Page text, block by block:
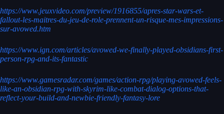
https://www.jeuxvideo.com/preview/1916855/apres-star-wars-et-
fallout-les-maitres-du-jeu-de-role-prennent-un-risque-mes-impressions-
sur-avowed.htm
https://www.ign.com/articles/avowed-we-finally-played-obsidians-first-
person-rpg-and-its-fantastic
https://www.gamesradar.com/games/action-rpg/playing-avowed-feels-
like-an-obsidian-rpg-with-skyrim-like-combat-dialog-options-that-
reflect-your-build-and-newbie-friendly-fantasy-lore